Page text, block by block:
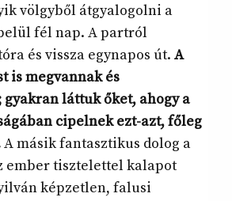
völgyből átgyalogolni a
fél nap. A partról
és vissza egynapos út. A
is megvannak és
láttuk őket, ahogy a
cipelnek ezt-azt, főleg
A másik fantasztikus dolog a
ember tisztelettel kalapot
képzetlen, falusi